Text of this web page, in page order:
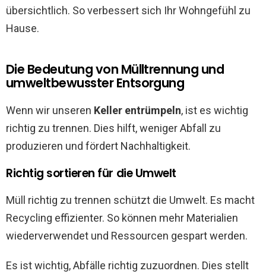
übersichtlich. So verbessert sich Ihr Wohngefühl zu
Hause.
Die Bedeutung von Mülltrennung und
umweltbewusster Entsorgung
Wenn wir unseren Keller entrümpeln, ist es wichtig
richtig zu trennen. Dies hilft, weniger Abfall zu
produzieren und fördert Nachhaltigkeit.
Richtig sortieren für die Umwelt
Müll richtig zu trennen schützt die Umwelt. Es macht
Recycling effizienter. So können mehr Materialien
wiederverwendet und Ressourcen gespart werden.
Es ist wichtig, Abfälle richtig zuzuordnen. Dies stellt